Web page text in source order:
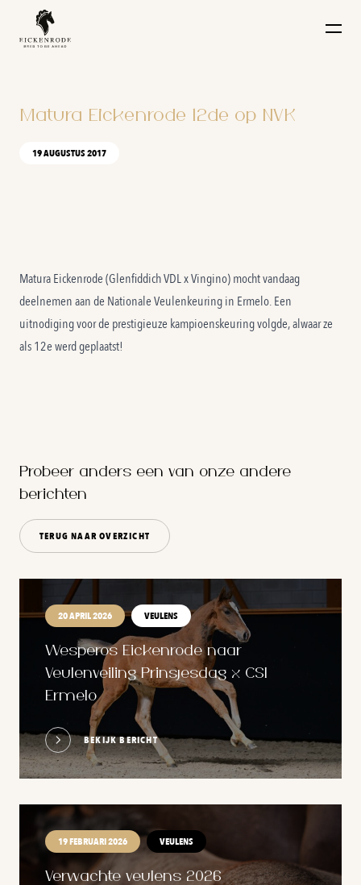
Naar de content
Matura Eickenrode 12de op NVK
19 AUGUSTUS 2017
Matura Eickenrode (Glenfiddich VDL x Vingino) mocht vandaag
deelnemen aan de Nationale Veulenkeuring in Ermelo. Een
uitnodiging voor de prestigieuze kampioenskeuring volgde, alwaar ze
als 12e werd geplaatst!
Probeer anders één van onze andere
berichten
TERUG NAAR OVERZICHT
20 APRIL 2026 VEULENS
Wesperos Eickenrode naar
Veulenveiling Prinsjesdag x CSI
Ermelo
BEKIJK BERICHT
19 FEBRUARI 2026 VEULENS
Verwachte veulens 2026